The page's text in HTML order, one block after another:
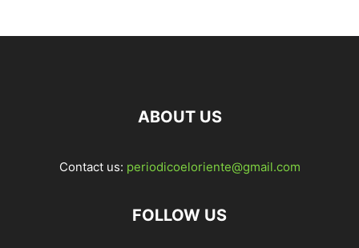
ABOUT US
Contact us: periodicoeloriente@gmail.com
FOLLOW US